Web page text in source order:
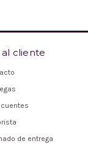
cliente
de entrega